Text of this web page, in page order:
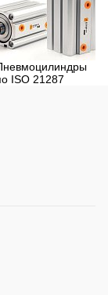
ISO 21287